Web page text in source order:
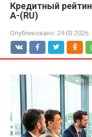
Кредитный
A-(RU)
Опубликовано: 29.03.2026